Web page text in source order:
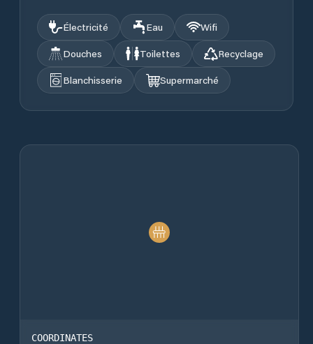
Électricité Eau
Wifi
Douches
Toilettes
Recyclage
Blanchisserie
Supermarché
COORDINATES